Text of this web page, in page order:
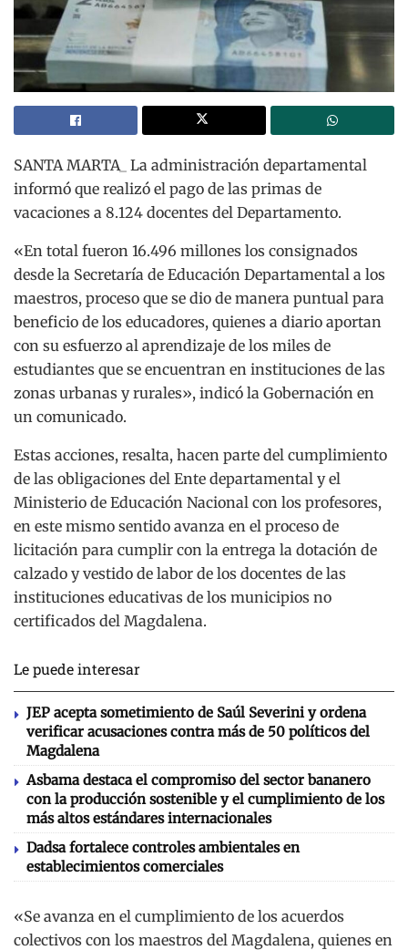
SANTA MARTA_ La administración departamental
informó que realizó el pago de las primas de
vacaciones a 8.124 docentes del Departamento.
«En total fueron 16.496 millones los consignados
desde la Secretaría de Educación Departamental a los
maestros, proceso que se dio de manera puntual para
beneficio de los educadores, quienes a diario aportan
con su esfuerzo al aprendizaje de los miles de
estudiantes que se encuentran en instituciones de las
zonas urbanas y rurales», indicó la Gobernación en
un comunicado.
Estas acciones, resalta, hacen parte del cumplimiento
de las obligaciones del Ente departamental y el
Ministerio de Educación Nacional con los profesores,
en este mismo sentido avanza en el proceso de
licitación para cumplir con la entrega la dotación de
calzado y vestido de labor de los docentes de las
instituciones educativas de los municipios no
certificados del Magdalena.
Le puede interesar
JEP acepta sometimiento de Saúl Severini y ordena
verificar acusaciones contra más de 50 políticos del
Magdalena
Asbama destaca el compromiso del sector bananero
con la producción sostenible y el cumplimiento de los
más altos estándares internacionales
Dadsa fortalece controles ambientales en
establecimientos comerciales
«Se avanza en el cumplimiento de los acuerdos
colectivos con los maestros del Magdalena, quienes en